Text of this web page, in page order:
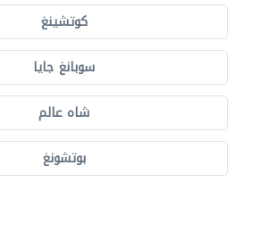
كوتشينغ
سوبانغ جايا
شاه عالم
بوتشونغ